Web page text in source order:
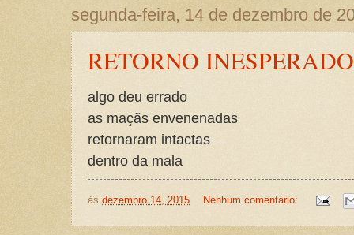
segunda-feira, 14 de dezembro de
RETORNO INESPERADO
algo deu errado
as maçãs envenenadas
retornaram intactas
dentro da mala
às dezembro 14, 2015 Nenhum comentário: